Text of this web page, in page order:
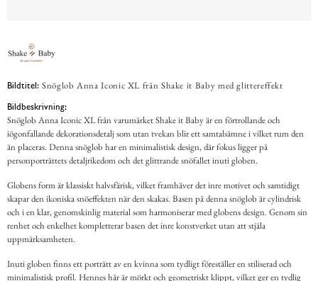
Bildtitel: Snöglob Anna Iconic XL från Shake it Baby med glittereffekt
Bildbeskrivning:
Snöglob Anna Iconic XL från varumärket Shake it Baby är en förtrollande och
iögonfallande dekorationsdetalj som utan tvekan blir ett samtalsämne i vilket rum den
än placeras. Denna snöglob har en minimalistisk design, där fokus ligger på
personporträttets detaljrikedom och det glittrande snöfallet inuti globen.
Globens form är klassiskt halvsfärisk, vilket framhäver det inre motivet och samtidigt
skapar den ikoniska snöeffekten när den skakas. Basen på denna snöglob är cylindrisk
och i en klar, genomskinlig material som harmoniserar med globens design. Genom sin
renhet och enkelhet kompletterar basen det inre konstverket utan att stjäla
uppmärksamheten.
Inuti globen finns ett porträtt av en kvinna som tydligt föreställer en stiliserad och
minimalistisk profil. Hennes hår är mörkt och geometriskt klippt, vilket ger en tydlig